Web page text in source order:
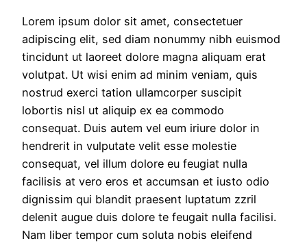
Lorem ipsum dolor sit amet, consectetuer
adipiscing elit, sed diam nonummy nibh euismod
tincidunt ut laoreet dolore magna aliquam erat
volutpat. Ut wisi enim ad minim veniam, quis
nostrud exerci tation ullamcorper suscipit
lobortis nisl ut aliquip ex ea commodo
consequat. Duis autem vel eum iriure dolor in
hendrerit in vulputate velit esse molestie
consequat, vel illum dolore eu feugiat nulla
facilisis at vero eros et accumsan et iusto odio
dignissim qui blandit praesent luptatum zzril
delenit augue duis dolore te feugait nulla facilisi.
Nam liber tempor cum soluta nobis eleifend